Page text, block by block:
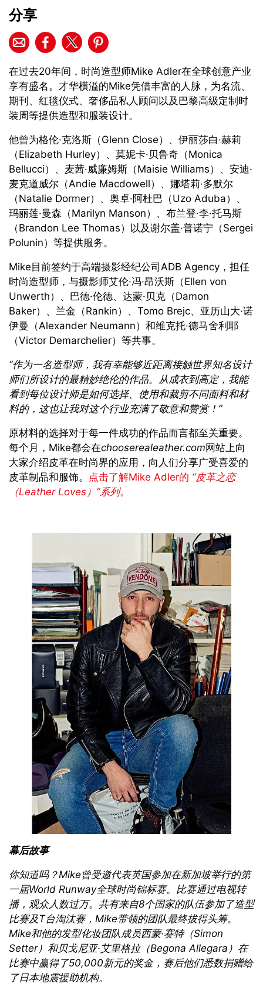
分享
在过去20年间，时尚造型师Mike Adler在全球创意产业
享有盛名。才华横溢的Mike凭借丰富的人脉，为名流、
期刊、红毯仪式、奢侈品私人顾问以及巴黎高级定制时
装周等提供造型和服装设计。
他曾为格伦·克洛斯（Glenn Close）、伊丽莎白·赫莉
（Elizabeth Hurley）、莫妮卡·贝鲁奇（Monica
Bellucci）、麦茜·威廉姆斯（Maisie Williams）、安迪·
麦克道威尔（Andie Macdowell）、娜塔莉·多默尔
（Natalie Dormer）、奥卓·阿杜巴（Uzo Aduba）、
玛丽莲·曼森（Marilyn Manson）、布兰登·李·托马斯
（Brandon Lee Thomas）以及谢尔盖·普诺宁（Sergei
Polunin）等提供服务。
Mike目前签约于高端摄影经纪公司ADB Agency，担任
时尚造型师，与摄影师艾伦·冯·昂沃斯（Ellen von
Unwerth）、巴德·伦德、达蒙·贝克（Damon
Baker）、兰金（Rankin）、Tomo Brejc、亚历山大·诺
伊曼（Alexander Neumann）和维克托·德马舍利耶
（Victor Demarchelier）等共事。
“作为一名造型师，我有幸能够近距离接触世界知名设计
师们所设计的最精妙绝伦的作品。从成衣到高定，我能
看到每位设计师是如何选择、使用和裁剪不同面料和材
料的，这也让我对这个行业充满了敬意和赞赏！ ”
原材料的选择对于每一件成功的作品而言都至关重要。
每个月，Mike都会在chooserealeather.com网站上向
大家介绍皮革在时尚界的应用，向人们分享广受喜爱的
皮革制品和服饰。 点击了解Mike Adler的 “皮革之恋
（Leather Loves ）”系列。
幕后故事
你知道吗？Mike 曾受邀代表英国参加在新加坡举行的第
一届World Runway全球时尚锦标赛。比赛通过电视转
播，观众人数过万。共有来自8个国家的队伍参加了造型
比赛及T台淘汰赛， Mike带领的团队最终拔得头筹。
Mike和他的发型化妆团队成员西蒙·赛特（Simon
Setter）和贝戈尼亚·艾里格拉（Begona Allegara ）在
比赛中赢得了50,000新元的奖金，赛后他们悉数捐赠给
了日本地震援助机构。